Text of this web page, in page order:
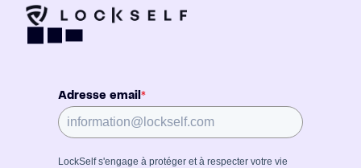
Adresse email *
LockSelf s'engage à protéger et à respecter votre vie